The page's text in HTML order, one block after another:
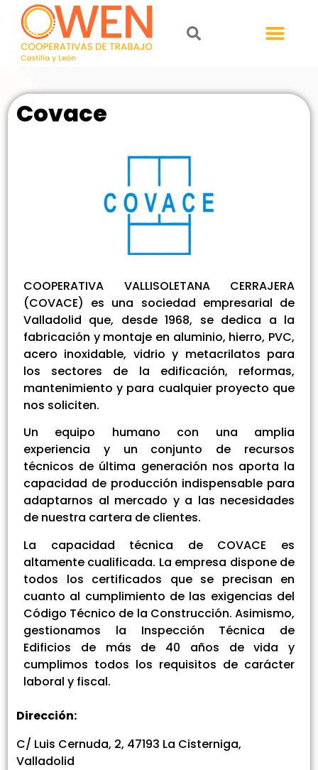
Covace
COOPERATIVA VALLISOLETANA CERRAJERA
(COVACE) es una sociedad empresarial de
Valladolid que, desde 1968, se dedica a la
fabricación y montaje en aluminio, hierro, PVC,
acero inoxidable, vidrio y metacrilatos para
los sectores de la edificación, reformas,
mantenimiento y para cualquier proyecto que
nos soliciten.
Un equipo humano con una amplia
experiencia y un conjunto de recursos
técnicos de última generación nos aporta la
capacidad de producción indispensable para
adaptarnos al mercado y a las necesidades
de nuestra cartera de clientes.
La capacidad técnica de COVACE es
altamente cualificada. La empresa dispone de
todos los certificados que se precisan en
cuanto al cumplimiento de las exigencias del
Código Técnico de la Construcción. Asimismo,
gestionamos la Inspección Técnica de
Edificios de más de 40 años de vida y
cumplimos todos los requisitos de carácter
laboral y fiscal.
Dirección:
C/ Luis Cernuda, 2, 47193 La Cisterniga,
Valladolid